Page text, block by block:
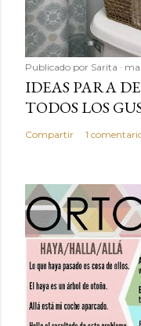
Publicado por Sarita
IDEAS PARA
TODOS LOS
Compartir 1